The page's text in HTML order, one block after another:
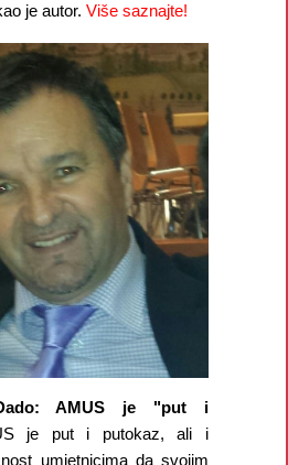
je autor. Više saznajte!
AMUS je "put i
je put i putokaz, ali i
umjetnicima da svojim